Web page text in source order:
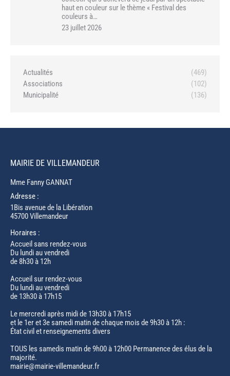
haut en couleur sur le thème « Festival des
couleurs à…
23 juillet 2026
Actualités
(469)
Associations
(102)
Municipalité
(136)
MAIRIE DE VILLEMANDEUR
Mme Fanny GANNAT
Adresse :
1Bis avenue de la Libération
45700 Villemandeur
Horaires :
Accueil sans rendez-vous
Du lundi au vendredi
de 8h30 à 12h
Accueil sur rendez-vous
Du lundi au vendredi
de 13h30 à 17h15
Le mercredi après midi de 13h30 à 17h15
et le 1er et 3e samedi matin de chaque mois de 9h30 à 12h :
État civil et renseignements divers
TOUS les samedis matin de 9h00 à 12h00 Permanence des élus de la
majorité.
mairie@mairie-villemandeur.fr